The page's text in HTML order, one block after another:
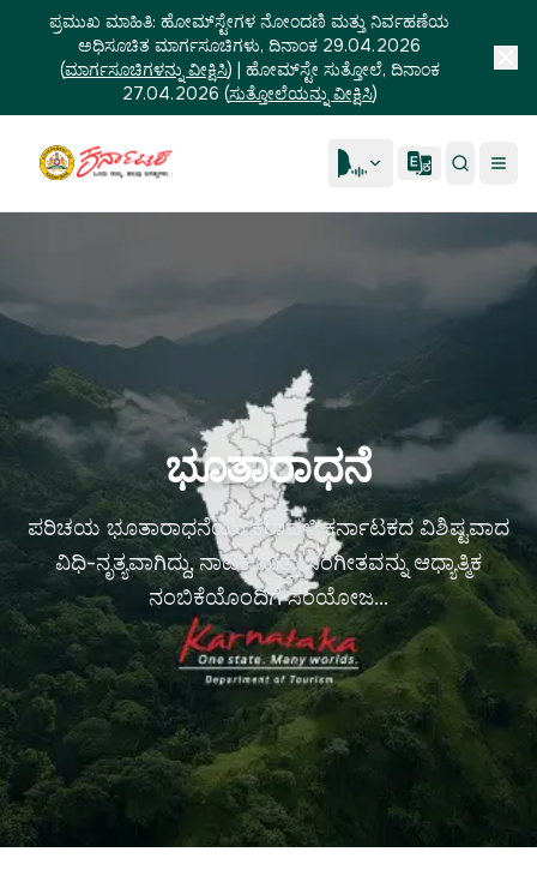
ಪ್ರಮುಖ ಮಾಹಿತಿ: ಹೋಮ್‌ಸ್ಟೇಗಳ ನೋಂದಣಿ ಮತ್ತು ನಿರ್ವಹಣೆಯ
ಅಧಿಸೂಚಿತ ಮಾರ್ಗಸೂಚಿಗಳು, ದಿನಾಂಕ 29.04.2026
(ಮಾರ್ಗಸೂಚಿಗಳನ್ನು ವೀಕ್ಷಿಸಿ) | ಹೋಮ್‌ಸ್ಟೇ ಸುತ್ತೋಲೆ, ದಿನಾಂಕ
27.04.2026 (ಸುತ್ತೋಲೆಯನ್ನು ವೀಕ್ಷಿಸಿ)
ಭೂತಾರಾಧನೆ
ಪರಿಚಯ ಭೂತಾರಾಧನೆಯು ಕರಾವಳಿ ಕರ್ನಾಟಕದ ವಿಶಿಷ್ಟವಾದ
ವಿಧಿ-ನೃತ್ಯವಾಗಿದ್ದು, ನಾಟಕ ಮತ್ತು ಸಂಗೀತವನ್ನು ಆಧ್ಯಾತ್ಮಿಕ
ನಂಬಿಕೆಯೊಂದಿಗೆ ಸಂಯೋಜ...